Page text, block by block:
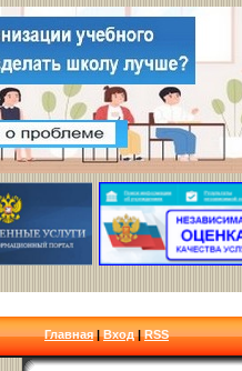
Главная |Вход|RSS